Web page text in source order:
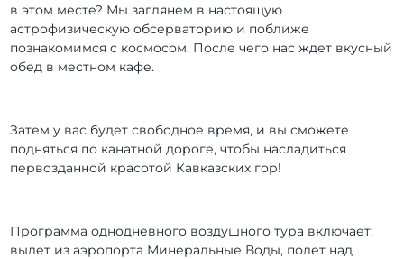
в этом месте? Мы заглянем в настоящую
астрофизическую обсерваторию и поближе
познакомимся с космосом. После чего нас ждет вкусный
обед в местном кафе.
Затем у вас будет свободное время, и вы сможете
подняться по канатной дороге, чтобы насладиться
первозданной красотой Кавказских гор!
Программа однодневного воздушного тура включает:
вылет из аэропорта Минеральные Воды, полет над